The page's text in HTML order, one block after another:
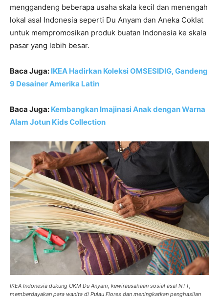
menggandeng beberapa usaha skala kecil dan menengah
lokal asal Indonesia seperti Du Anyam dan Aneka Coklat
untuk mempromosikan produk buatan Indonesia ke skala
pasar yang lebih besar.
Baca Juga: IKEA Hadirkan Koleksi OMSESIDIG, Gandeng
9 Desainer Amerika Latin
Baca Juga: Kembangkan Imajinasi Anak dengan Warna
Alam Jotun Kids Collection
IKEA Indonesia dukung UKM Du Anyam, kewirausahaan sosial asal NTT,
memberdayakan para wanita di Pulau Flores dan meningkatkan penghasilan